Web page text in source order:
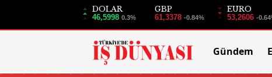
DOLAR
46,5998 0.3%
GBP
61,3378 -0.84%
EURO
53,2606 -
Gündem